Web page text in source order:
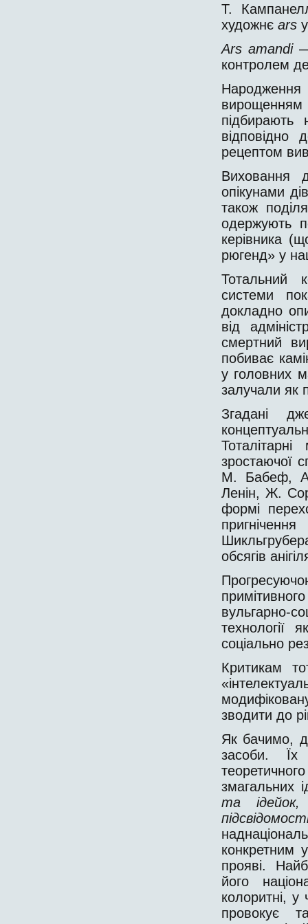
Т.
художнє ars
Ars amandi
контролем
Народження
підбирають
відповідно
рецептом
Виховання
опікунами
також
одержують
керівника
рюгенд» у
Тотальний
системи
докладно
від
смертний
побиває
у головних
залучали як
Згадані
зростаючої
М. Бабеф,
Ленін, Ж.
формі
обсягів
вульгарно-
технології
соціально
Критикам
зводити до
Як бачимо,
засоби.
змагальних
та ідейок,
конкретним
прояві.
його
колоритні, у
провокує